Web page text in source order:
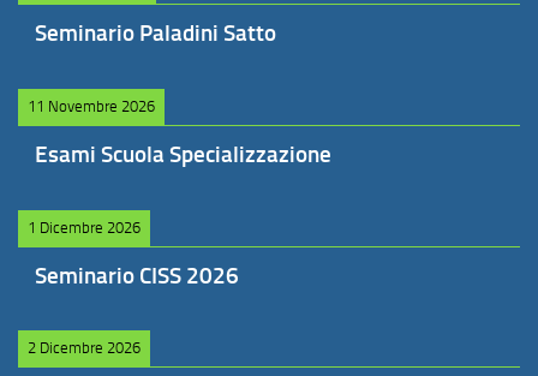
Seminario Paladini Satto
11 Novembre 2026
Esami Scuola Specializzazione
1 Dicembre 2026
Seminario CISS 2026
2 Dicembre 2026